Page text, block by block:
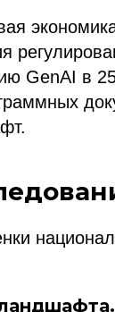
GenAI в